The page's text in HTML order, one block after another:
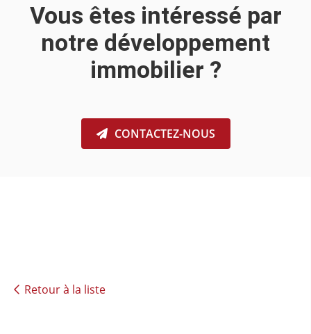
Vous êtes intéressé par
notre développement
immobilier ?
CONTACTEZ-NOUS
Retour à la liste